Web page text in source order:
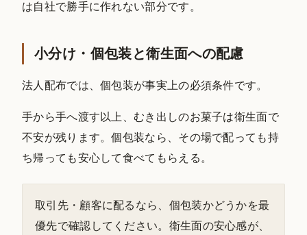
は自社で勝手に作れない部分です。
小分け・個包装と衛生面への配慮
法人配布では、個包装が事実上の必須条件です。
手から手へ渡す以上、むき出しのお菓子は衛生面で
不安が残ります。個包装なら、その場で配っても持
ち帰っても安心して食べてもらえる。
取引先・顧客に配るなら、個包装かどうかを最
優先で確認してください。衛生面の安心感が、